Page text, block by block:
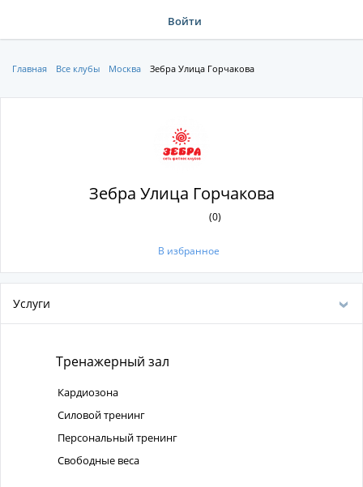
Войти
Главная Все клубы Москва Зебра Улица Горчакова
Зебра Улица Горчакова
(0)
В избранное
Услуги
Тренажерный зал
Кардиозона
Силовой тренинг
Персональный тренинг
Свободные веса